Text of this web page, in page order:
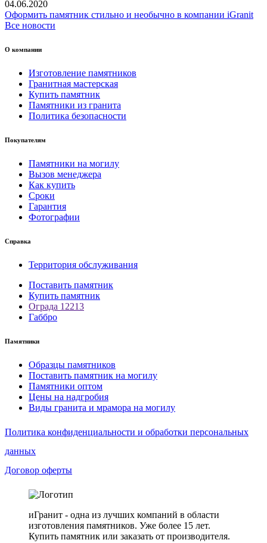
04.06.2020
Оформить памятник стильно и необычно в компании iGranit
Все новости
О компании
Изготовление памятников
Гранитная мастерская
Купить памятник
Памятники из гранита
Политика безопасности
Покупателям
Памятники на могилу
Вызов менеджера
Как купить
Сроки
Гарантия
Фотографии
Справка
Территория обслуживания
Поставить памятник
Купить памятник
Ограда 12213
Габбро
Памятники
Образцы памятников
Поставить памятник на могилу
Памятники оптом
Цены на надгробия
Виды гранита и мрамора на могилу
Политика конфиденциальности и обработки персональных
данных
Договор оферты
иГранит - одна из лучших компаний в области
изготовления памятников. Уже более 15 лет.
Купить памятник или заказать от производителя.